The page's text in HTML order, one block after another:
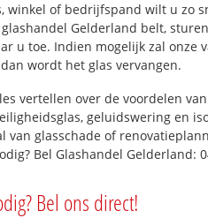
winkel of bedrijfspand wilt u zo
Gelderland belt,
u toe. Indien mogelijk zal onze
wordt het glas vervangen.
vertellen over de voordelen
geluidswering en
van glasschade of
Bel Glashandel Gelderland:
Bel ons direct!